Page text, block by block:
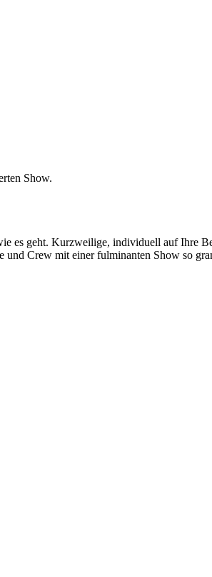
Show.
es geht. Kurzweilige, individuell auf Ihre
Crew mit einer fulminanten Show so